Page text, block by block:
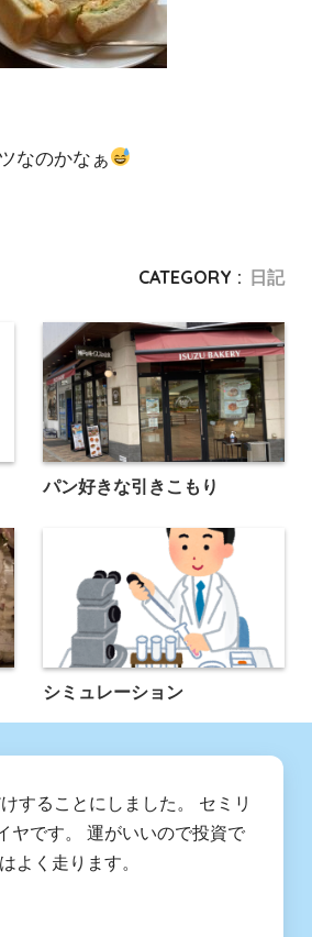
なのかなぁ
CATEGORY : 日記
パン好きな引きこもり
シミュレーション
することにしました。 セミリ
ヤです。 運がいいので投資で
よく走ります。